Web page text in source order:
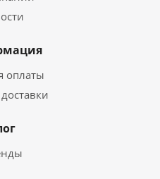
оплаты